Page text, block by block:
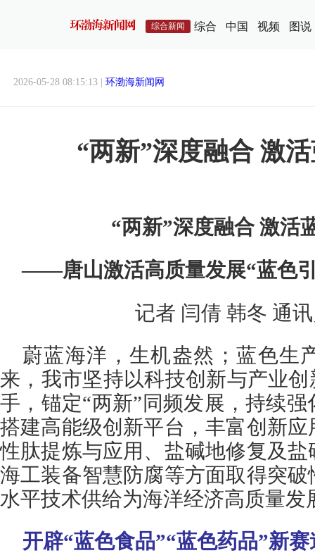
综合新闻 综合 中国 视频 图说
2026-05-28 08:15:13 | 环渤海新闻网
​“两新”深度融合 激
“两新”深度融合 激活
——唐山激活高质量发展“蓝色
记者 闫倩 韩冬 通
蔚蓝海洋，生机盎然；蓝色生
来，我市坚持以科技创新与产业
手，锚定“两新”同频发展，持续
搭建高能级创新平台，丰富创新
性肽提炼与应用、盐碱地修复及
海工装备智慧防腐等方面取得突
水平技术供给为海洋经济高质量发
开辟“蓝色食品”“蓝色药品”新赛